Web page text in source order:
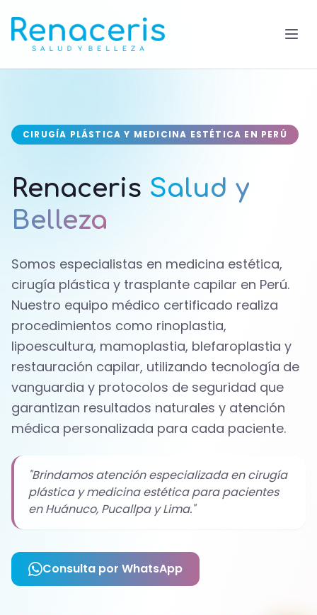
CIRUGÍA PLÁSTICA Y MEDICINA ESTÉTICA EN PERÚ
Renaceris Salud y
Belleza
Somos especialistas en medicina estética,
cirugía plástica y trasplante capilar en Perú.
Nuestro equipo médico certificado realiza
procedimientos como rinoplastia,
lipoescultura, mamoplastia, blefaroplastia y
restauración capilar, utilizando tecnología de
vanguardia y protocolos de seguridad que
garantizan resultados naturales y atención
médica personalizada para cada paciente.
"Brindamos atención especializada en cirugía
plástica y medicina estética para pacientes
en Huánuco, Pucallpa y Lima."
Consulta por WhatsApp